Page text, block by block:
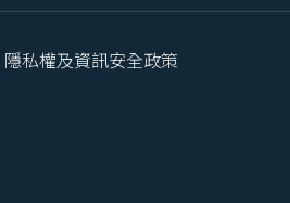
隱私權及資訊安全政策